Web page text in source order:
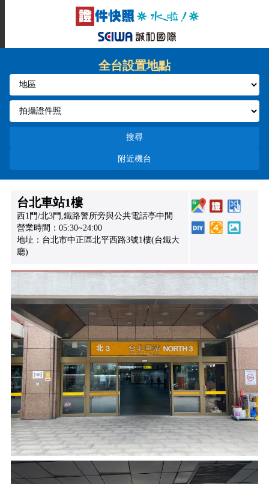
全台設置地點
搜尋
附近機台
台北車站1樓
西1門/北3門,鐵路警所旁與公共電話亭中間
營業時間：05:30~24:00
地址：台北市中正區北平西路3號1樓(台鐵大
廳)